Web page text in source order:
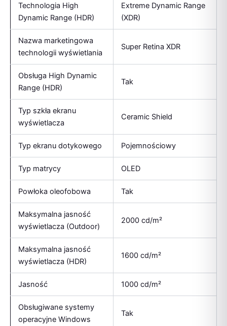
Technologia High
Dynamic Range (HDR)
Extreme Dynamic Range
(XDR)
Nazwa marketingowa
technologii wyświetlania
Super Retina XDR
Obsługa High Dynamic
Range (HDR)
Tak
Typ szkła ekranu
wyświetlacza
Ceramic Shield
Typ ekranu dotykowego Pojemnościowy
Typ matrycy OLED
Powłoka oleofobowa Tak
Maksymalna jasność
wyświetlacza (Outdoor)
2000 cd/m²
Maksymalna jasność
wyświetlacza (HDR)
1600 cd/m²
Jasność 1000 cd/m²
Obsługiwane systemy
operacyjne Windows
Tak